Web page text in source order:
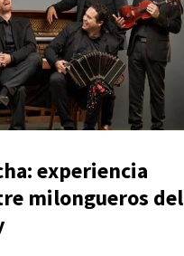
experiencia
milongueros del